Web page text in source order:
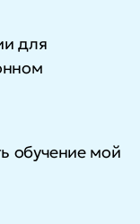
для
обучение мой